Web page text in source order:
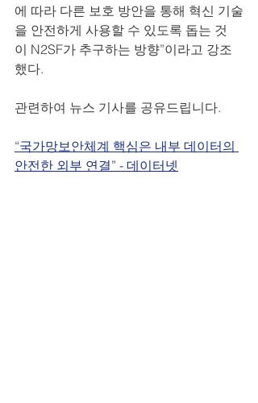
에 따라 다른 보호 방안을 통해 혁신 기술
을 안전하게 사용할 수 있도록 돕는 것
이 N2SF가 추구하는 방향”이라고 강조
했다.
관련하여 뉴스 기사를 공유드립니다.
“국가망보안체계 핵심은 내부 데이터의
안전한 외부 연결” - 데이터넷